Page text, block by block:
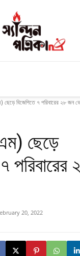
বিজেপিতে ৭ পরিবারের ২৮ জন
ছেড়ে
20, 2022